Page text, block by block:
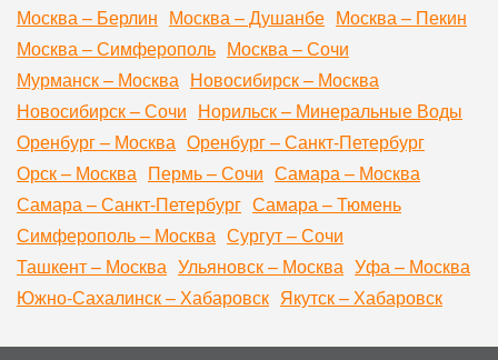
Москва – Берлин Москва – Душанбе Москва – Пекин
Москва – Симферополь Москва – Сочи
Мурманск – Москва Новосибирск – Москва
Новосибирск – Сочи Норильск – Минеральные Воды
Оренбург – Москва Оренбург – Санкт-Петербург
Орск – Москва Пермь – Сочи Самара – Москва
Самара – Санкт-Петербург Самара – Тюмень
Симферополь – Москва Сургут – Сочи
Ташкент – Москва Ульяновск – Москва Уфа – Москва
Южно-Сахалинск – Хабаровск Якутск – Хабаровск